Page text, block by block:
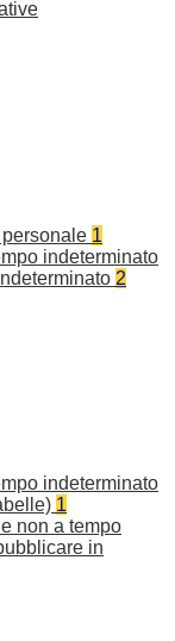
1
indeterminato
2
indeterminato
1
non a tempo
in